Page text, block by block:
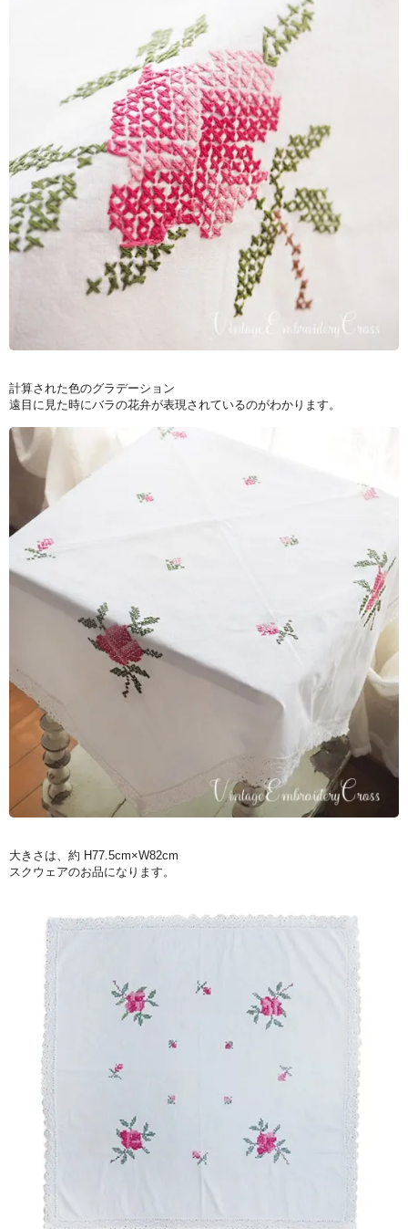
計算された色のグラデーション
遠目に見た時にバラの花弁が表現されているのがわかります。
大きさは、約 H77.5cm×W82cm
スクウェアのお品になります。